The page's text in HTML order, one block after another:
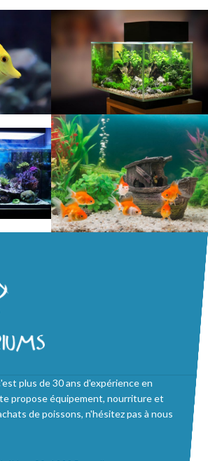
plus de 30 ans d'expérience en
propose équipement, nourriture et
de poissons, n'hésitez pas à nous